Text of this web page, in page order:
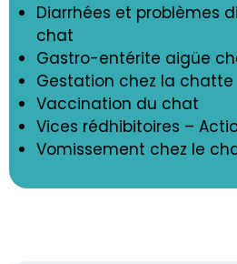
Diarrhées et problèmes
chat
Gastro-entérite aigüe
Gestation chez la chatte
Vaccination du chat
Vices rédhibitoires –
Vomissement chez le